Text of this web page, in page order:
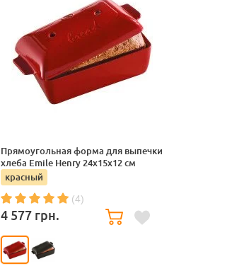
Прямоугольная форма для выпечки
хлеба Emile Henry 24х15х12 см
красный
(4)
4 577 грн.